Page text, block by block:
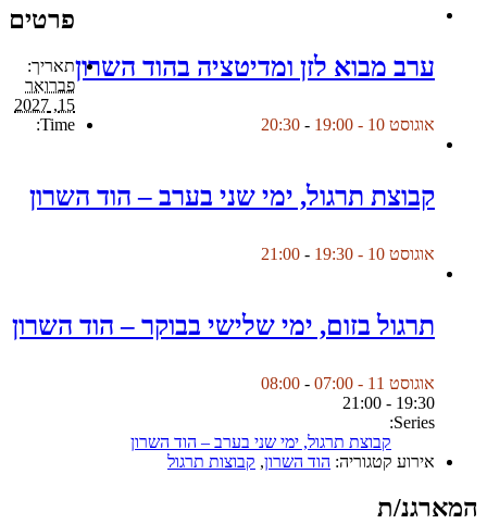
ערב מבוא לזן ומדיטציה בהוד השרון
אוגוסט 10 - 19:00 -
20:30
קבוצת תרגול, ימי שני בערב – הוד השרון
אוגוסט 10 - 19:30 -
21:00
תרגול בזום, ימי שלישי בבוקר – הוד השרון
אוגוסט 11 - 07:00 -
08:00
פרטים
תאריך:
פברואר
15, 2027
Time:
19:30 - 21:00
Series:
קבוצת תרגול, ימי שני בערב – הוד השרון
אירוע קטגוריה: הוד השרון, קבוצות תרגול
המארגנ/ת